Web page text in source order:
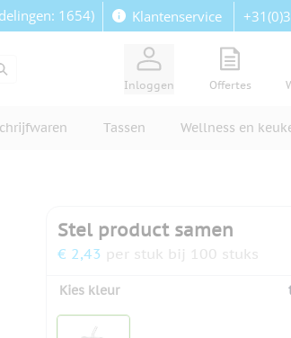
1654) Klantenservice
Inloggen
View
Offertes
Tassen Wellness en
Stel product samen
€ 2,43 per stuk bij 100 stuks
Kies kleur